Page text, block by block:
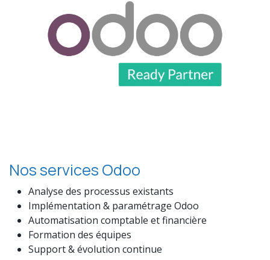
Nos services Odoo
Analyse des processus existants
Implémentation & paramétrage Odoo
Automatisation comptable et financière
Formation des équipes
Support & évolution continue